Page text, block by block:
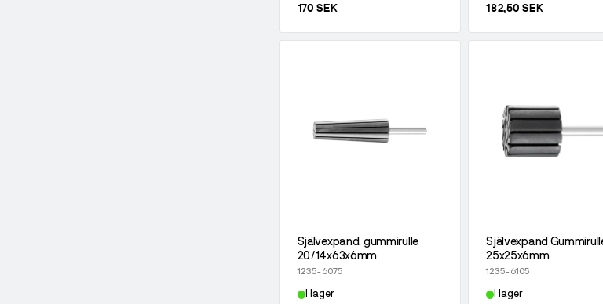
170 SEK 182,50 SEK
Självexpand. gummirulle
20/14x63x6mm
1235-6075
I lager
Självexpand
25x25x6mm
1235-6105
I lager